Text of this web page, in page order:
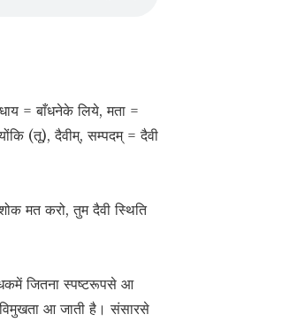
= बाँधनेके लिये, मता =
(तू), दैवीम्, सम्पदम् = दैवी
मत करो, तुम दैवी स्थिति
जितना स्पष्टरूपसे आ
आ जाती है। संसारसे